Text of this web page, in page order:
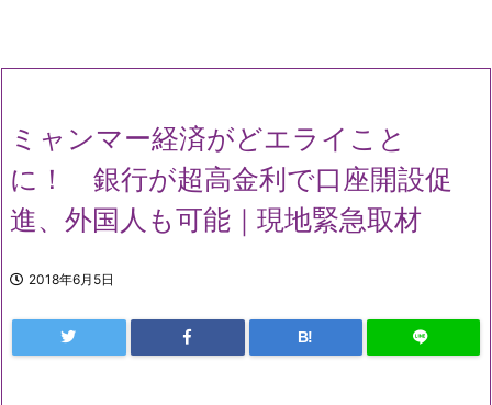
ミャンマー経済がどエライこと
に！ 銀行が超高金利で口座開設促
進、外国人も可能｜現地緊急取材
2018年6月5日
B!